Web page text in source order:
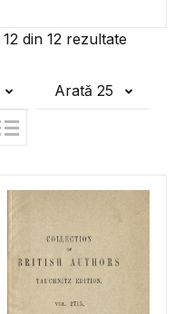
12din 12rezultate
Arată 25